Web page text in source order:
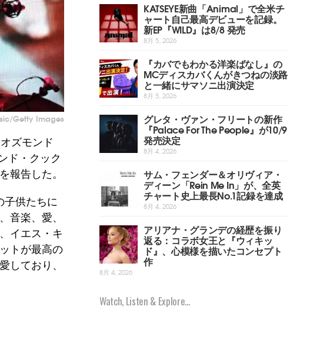
Getty Images
ズモンド
ド・クック
報告した。
子供たちに
音楽、愛、
イエス・キ
トが最高の
しており、
KATSEYE新曲「Animal」で全米チ
ャート自己最高デビューを記録。
新EP『WILD』は8/8 発売
8月 5, 2026
『カバでもわかる洋楽ばなし』の
MCディスカバくんがきつねの淡路
と一緒にサマソニ出演決定
8月 5, 2026
グレタ・ヴァン・フリートの新作
『Palace For The People』が10/9
発売決定
8月 4, 2026
サム・フェンダー＆オリヴィア・
ディーン「Rein Me In」が、全英
チャート史上最長No.1記録を達成
8月 4, 2026
アリアナ・グランデの経歴を振り
返る：コラボ女王と『ウィキッ
ド』、心模様を描いたコンセプト
作
8月 4, 2026
Watch, Listen & Explore...